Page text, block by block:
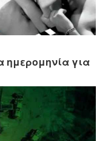
ημερομηνία για